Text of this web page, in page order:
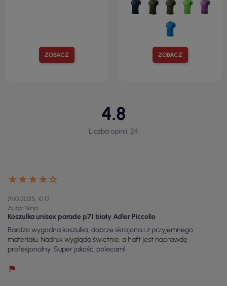
ZOBACZ ZOBACZ
4.8
Liczba opinii: 24
21.10.2025, 10:12
Autor Nina
Koszulka unisex parade p71 biały Adler Piccolio
Bardzo wygodna koszulka, dobrze skrojona i z przyjemnego
materiału. Nadruk wygląda świetnie, a haft jest naprawdę
profesjonalny. Super jakość, polecam!